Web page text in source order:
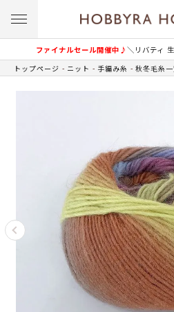
ファイナルセール開催中♪＼リバティ
トップページ ニット 手編み糸 秋冬毛糸